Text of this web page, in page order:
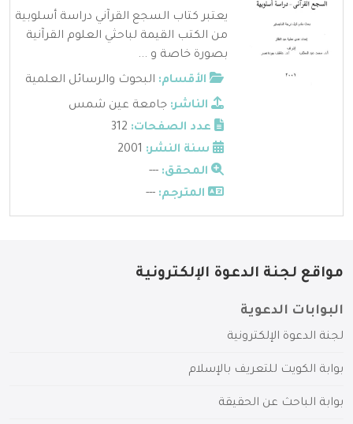
يعتبر كتاب السجع القرآني دراسة أسلوبية
من الكتب القيمة لباحثي العلوم القرآنية
بصورة خاصة و ...
الأقسام: البحوث والرسائل العلمية
الناشر: جامعة عين شمس
عدد الصفحات:
سنة النشر:
المحقق: ---
المترجم: ---
مواقع لجنة الدعوة الإلكترونية
البوابات الدعوية
لجنة الدعوة الإلكترونية
بوابة الكويت للتعريف بالإسلام
بوابة الباحث عن الحقيقة